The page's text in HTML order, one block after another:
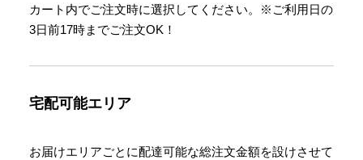
カート内でご注文時に選択してください。※ご利用日の
3日前17時までご注文OK！
宅配可能エリア
お届けエリアごとに配達可能な総注文金額を設けさせて